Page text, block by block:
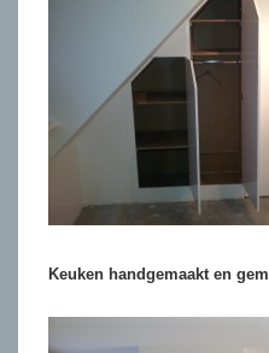
Keuken handgemaakt en